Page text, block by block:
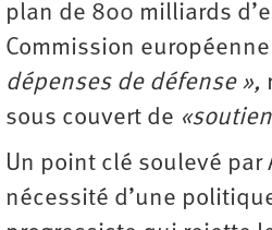
plan de 800 milliards
Commission
dépenses de défense »,
sous couvert de
Un point clé soulevé par
nécessité d’une